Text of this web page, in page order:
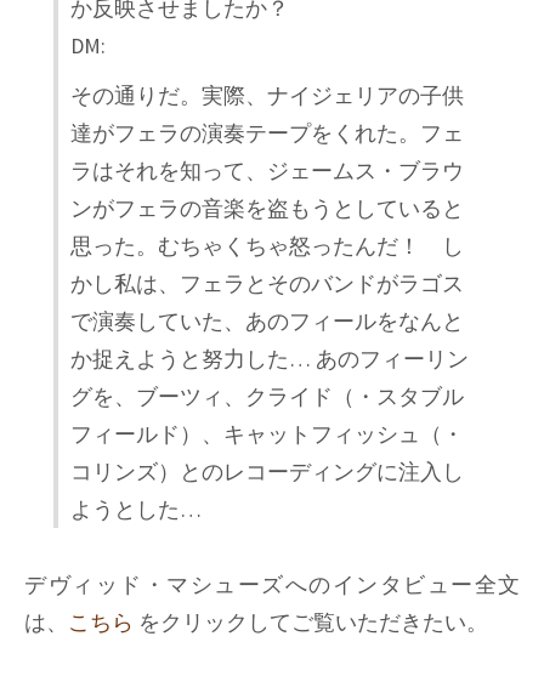
か反映させましたか？
DM:
その通りだ。実際、ナイジェリアの子供
達がフェラの演奏テープをくれた。フェ
ラはそれを知って、ジェームス・ブラウ
ンがフェラの音楽を盗もうとしていると
思った。むちゃくちゃ怒ったんだ！ し
かし私は、フェラとそのバンドがラゴス
で演奏していた、あのフィールをなんと
か捉えようと努力した… あのフィーリン
グを、ブーツィ、クライド（・スタブル
フィールド）、キャットフィッシュ（・
コリンズ）とのレコーディングに注入し
ようとした…
デヴィッド・マシューズへのインタビュー全文
は、 こちら をクリックしてご覧いただきたい。